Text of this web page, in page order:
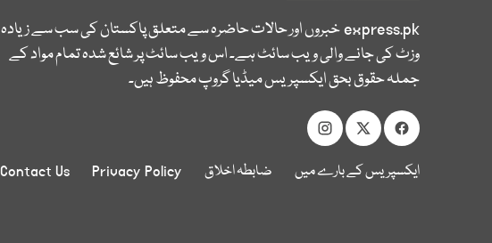
express.pkخبروں اور حالات حاضرہ سے متعلق پاکستان کی سب سے زیادہ
وزٹ کی جانے والی ویب سائٹ ہے۔ اس ویب سائٹ پر شائع شدہ تمام مواد کے
جملہ حقوق بحق ایکسپریس میڈیا گروپ محفوظ ہیں۔
ایکسپریس کے بارے میں ضابطہ اخلاق Privacy Policy
Contact Us